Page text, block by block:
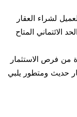
لشراء العقار
الائتماني المتاح
من فرص الاستثمار
حديث ومتطور يلبي